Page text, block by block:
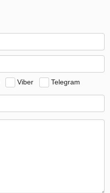
Viber Telegram